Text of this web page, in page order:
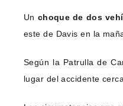
Un choque de dos
este de Davis en la
Según la Patrulla de
lugar del accidente